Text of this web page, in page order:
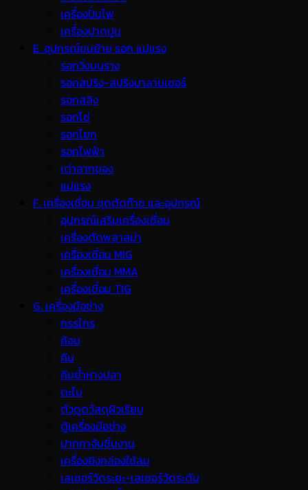
เครื่องปั่นไฟ
เครื่องปาดปูน
E. อุปกรณ์ขนย้าย รอก แม่แรง
รอกวิ่งบนราง
รอกสปริง-สปริงบาลานเซอร์
รอกสลิง
รอกโซ่
รอกโยก
รอกไฟฟ้า
เต่าลากของ
แม่แรง
F. เครื่องเชื่อม ชุดตัดก๊าซ และอุปกรณ์
อุปกรณ์เสริมเครื่องเชื่อม
เครื่องตัดพลาสม่า
เครื่องเชื่อม MIG
เครื่องเชื่อม MMA
เครื่องเชื่อม TIG
G. เครื่องมือช่าง
กรรไกร
ค้อน
คีม
คีมย้ำหางปลา
ตะไบ
ตัวดูดวัสดุผิวเรียบ
ตู้เครื่องมือช่าง
ปากกาจับชิ้นงาน
เครื่องยิงกล่องใช้ลม
เลเซอร์วัดระยะ-เลเซอร์วัดระดับ